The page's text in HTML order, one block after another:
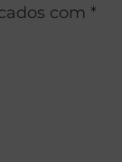
com *